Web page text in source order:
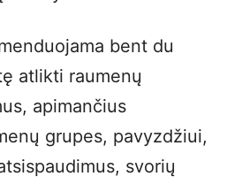
bent du
atlikti raumenų
apimančius
grupes, pavyzdžiui,
svorių